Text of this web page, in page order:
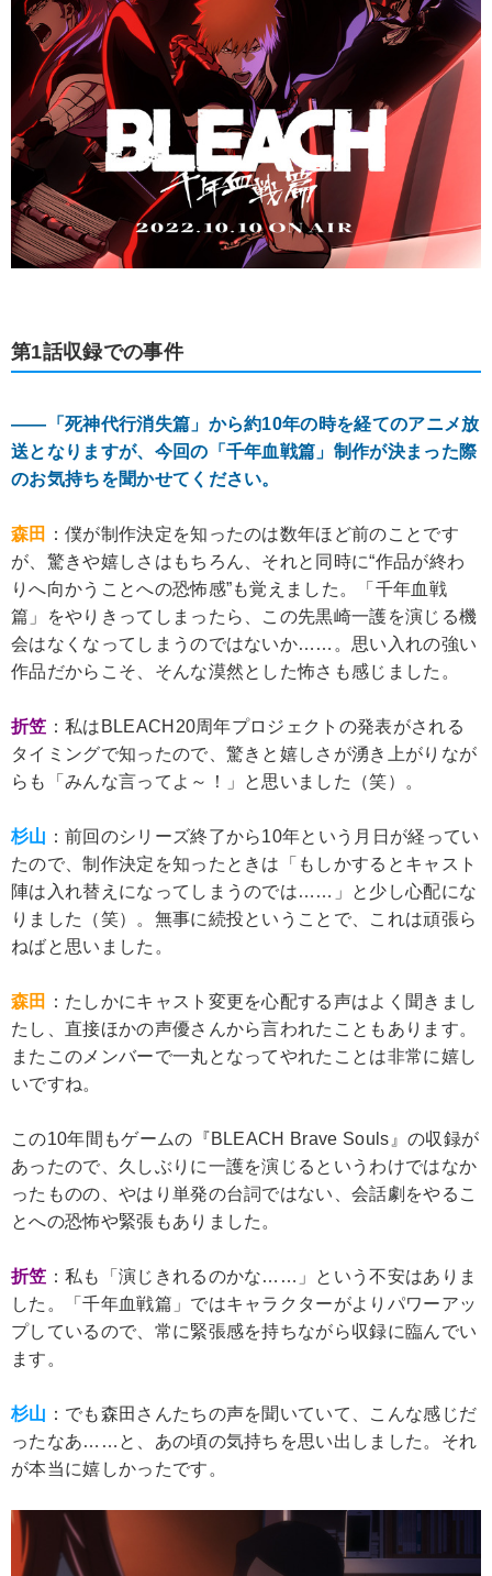
第1話収録での事件
――「死神代行消失篇」から約10年の時を経てのアニメ放
送となりますが、今回の「千年血戦篇」制作が決まった際
のお気持ちを聞かせてください。
森田
：僕が制作決定を知ったのは数年ほど前のことです
が、驚きや嬉しさはもちろん、それと同時に“作品が終わ
りへ向かうことへの恐怖感”も覚えました。「千年血戦
篇」をやりきってしまったら、この先黒崎一護を演じる機
会はなくなってしまうのではないか……。思い入れの強い
作品だからこそ、そんな漠然とした怖さも感じました。
折笠 ：私はBLEACH20周年プロジェクトの発表がされる
タイミングで知ったので、驚きと嬉しさが湧き上がりなが
らも「みんな言ってよ～！」と思いました（笑）。
杉山 ：前回のシリーズ終了から10年という月日が経ってい
たので、制作決定を知ったときは「もしかするとキャスト
陣は入れ替えになってしまうのでは……」と少し心配にな
りました（笑）。無事に続投ということで、これは頑張ら
ねばと思いました。
森田
：たしかにキャスト変更を心配する声はよく聞きまし
たし、直接ほかの声優さんから言われたこともあります。
またこのメンバーで一丸となってやれたことは非常に嬉し
いですね。
この10年間もゲームの『BLEACH Brave Souls』の収録が
あったので、久しぶりに一護を演じるというわけではなか
ったものの、やはり単発の台詞ではない、会話劇をやるこ
とへの恐怖や緊張もありました。
折笠 ：私も「演じきれるのかな……」という不安はありま
した。「千年血戦篇」ではキャラクターがよりパワーアッ
プしているので、常に緊張感を持ちながら収録に臨んでい
ます。
杉山 ：でも森田さんたちの声を聞いていて、こんな感じだ
ったなあ……と、あの頃の気持ちを思い出しました。それ
が本当に嬉しかったです。